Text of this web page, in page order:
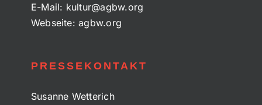
E-Mail: kultur@agbw.org
Webseite:agbw.org
PRESSEKONTAKT
Susanne Wetterich